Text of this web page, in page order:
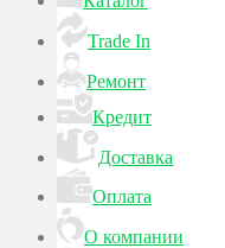
Trade In
Ремонт
Кредит
Доставка
Оплата
О компании